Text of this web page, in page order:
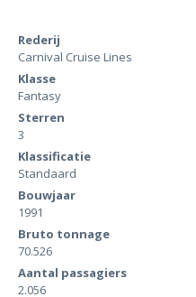
Rederij
Carnival Cruise Lines
Klasse
Fantasy
Sterren
3
Klassificatie
Standaard
Bouwjaar
1991
Bruto tonnage
70.526
Aantal passagiers
2.056